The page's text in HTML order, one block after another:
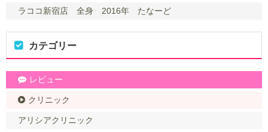
ラココ新宿店 全身 2016年 たなーど
カテゴリー
レビュー
クリニック
アリシアクリニック